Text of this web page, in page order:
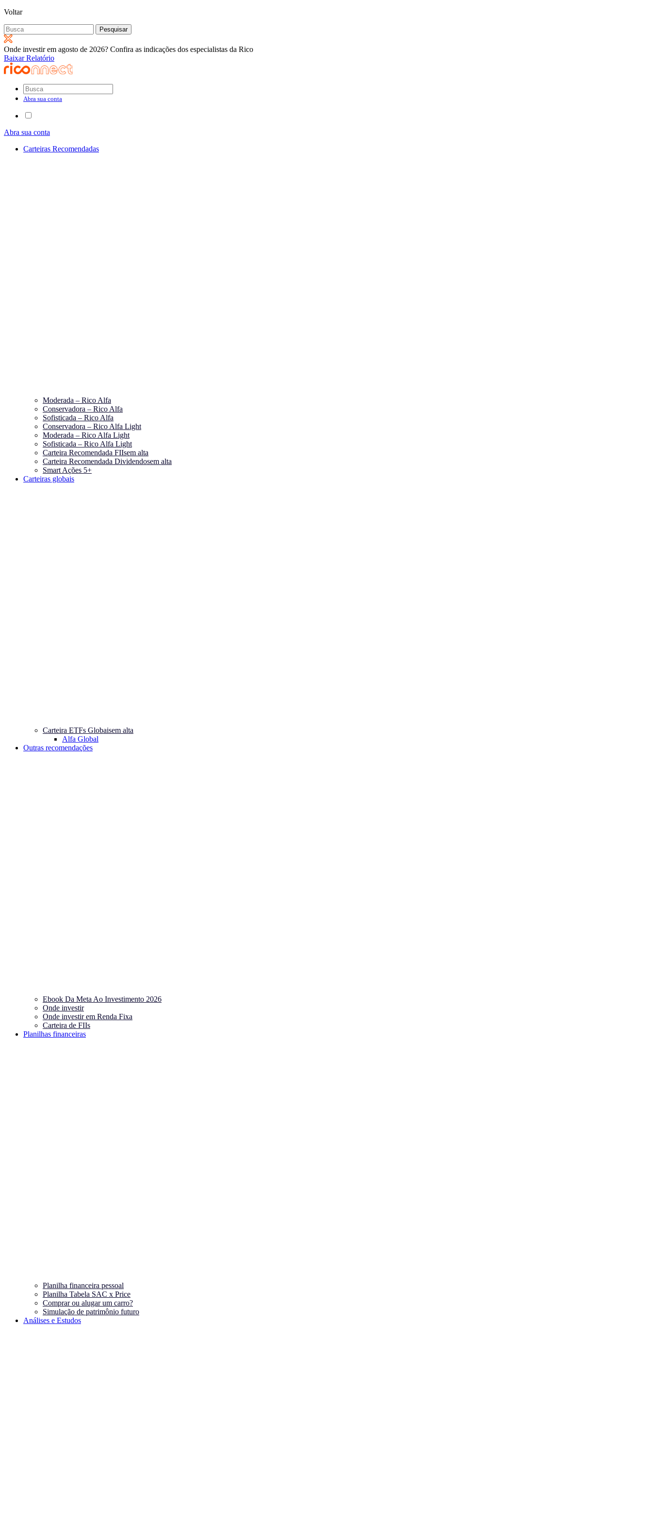
Voltar
Pesquisar
por:
Onde investir em agosto de 2026? Confira as indicações dos especialistas da Rico
Baixar Relatório
Abra sua conta
Abra sua conta
Carteiras Recomendadas
Moderada – Rico Alfa
Conservadora – Rico Alfa
Sofisticada – Rico Alfa
Conservadora – Rico Alfa Light
Moderada – Rico Alfa Light
Sofisticada – Rico Alfa Light
Carteira Recomendada FIIsem alta
Carteira Recomendada Dividendosem alta
Smart Ações 5+
Carteiras globais
Carteira ETFs Globaisem alta
Alfa Global
Outras recomendações
Ebook Da Meta Ao Investimento 2026
Onde investir
Onde investir em Renda Fixa
Carteira de FIIs
Planilhas financeiras
Planilha financeira pessoal
Planilha Tabela SAC x Price
Comprar ou alugar um carro?
Simulação de patrimônio futuro
Análises e Estudos